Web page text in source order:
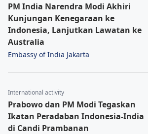
PM India Narendra Modi Akhiri
Kunjungan Kenegaraan ke
Indonesia, Lanjutkan Lawatan ke
Australia
Embassy of India Jakarta
International activity
Prabowo dan PM Modi Tegaskan
Ikatan Peradaban Indonesia-India
di Candi Prambanan